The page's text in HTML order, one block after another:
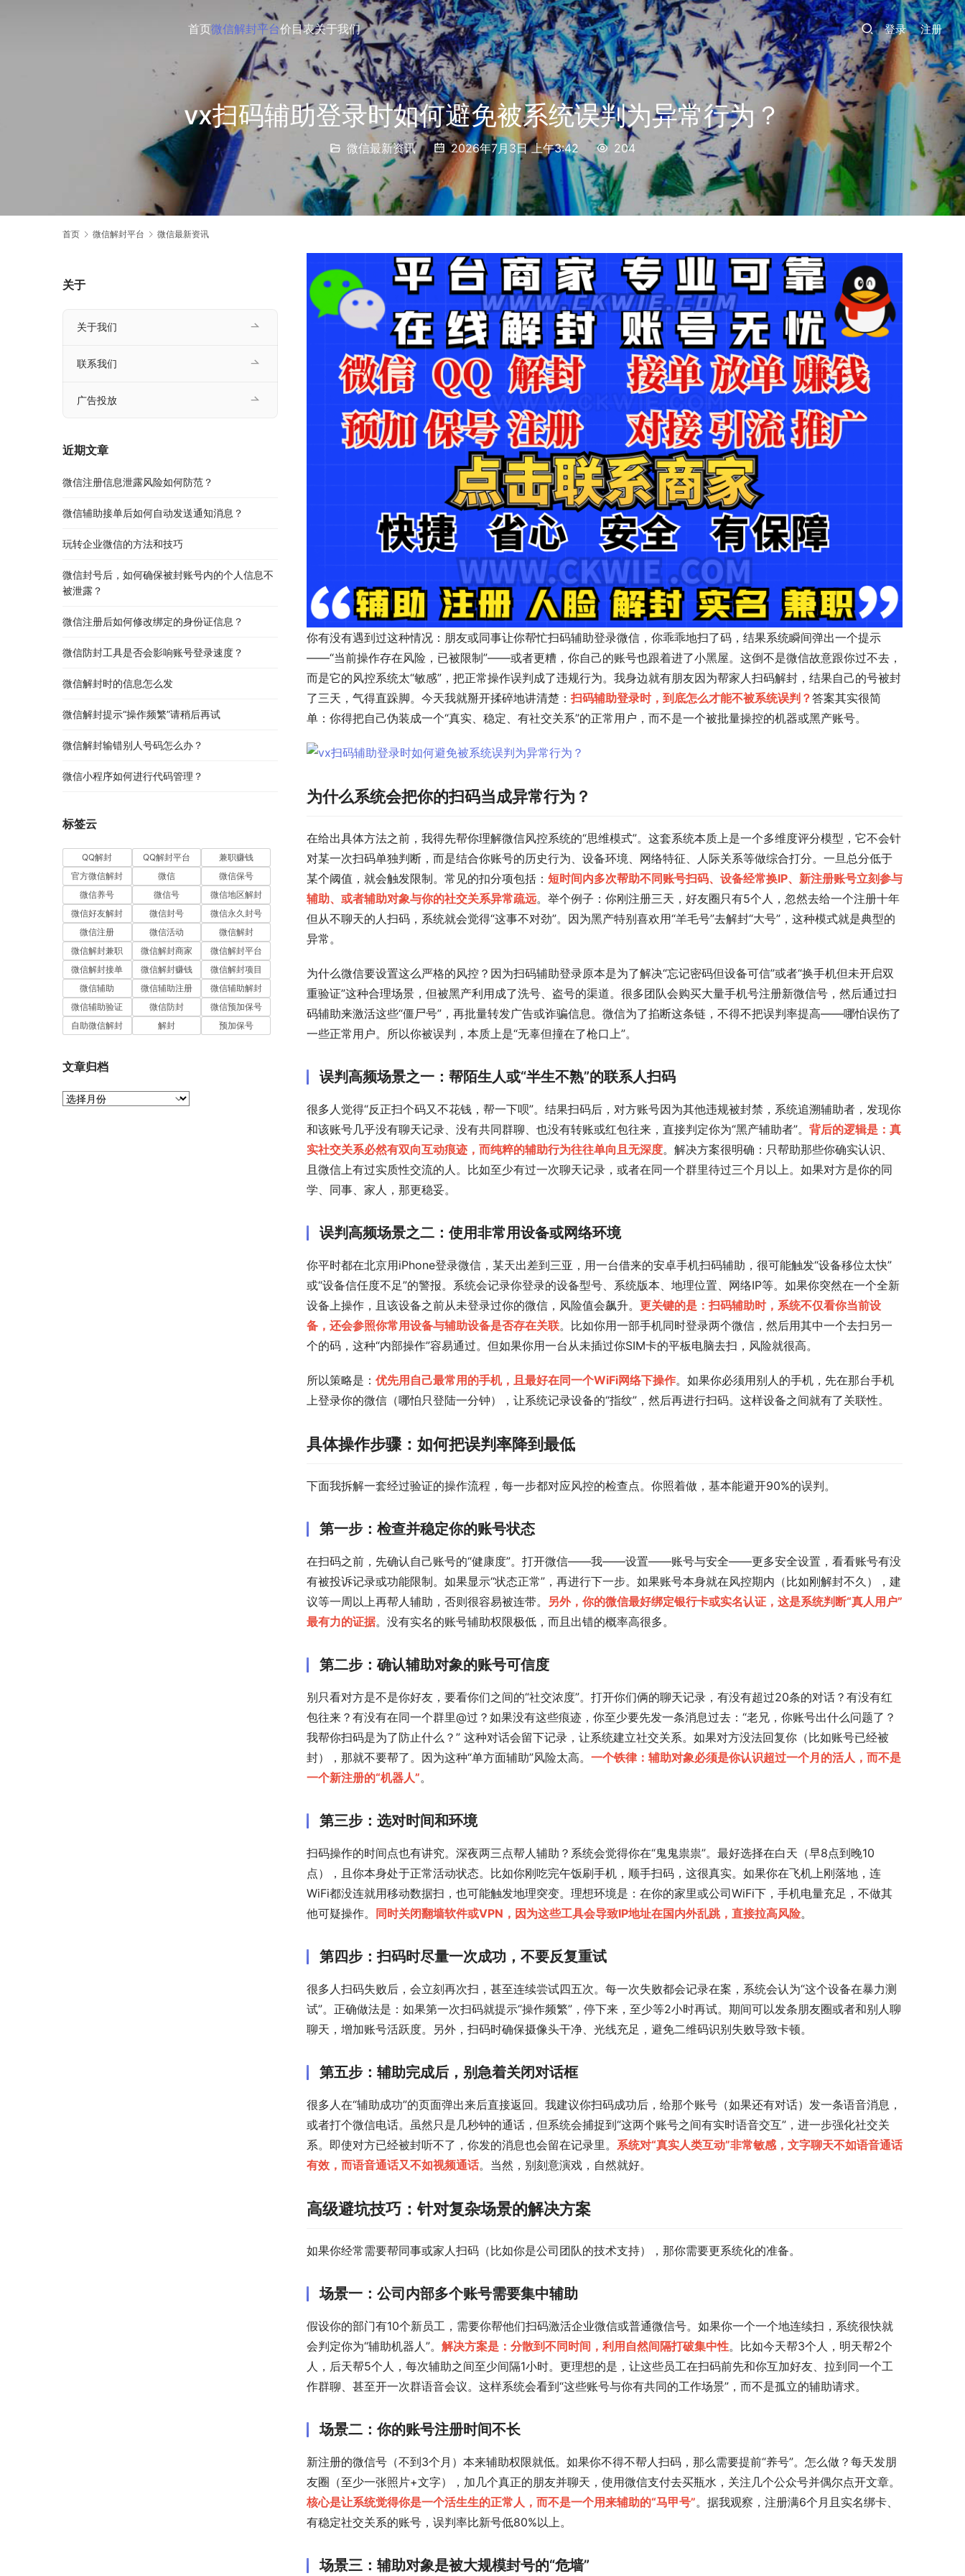
首页微信解封平台价目表关于我们 登录 注册
vx扫码辅助登录时如何避免被系统误判为异常行为？
微信最新资讯 2026年7月3日 上午3:42 204
首页 微信解封平台 微信最新资讯
你有没有遇到过这种情况：朋友或同事让你帮忙扫码辅助登录微信，你乖乖地扫了码，结果系统瞬间弹出一个提示
——“当前操作存在风险，已被限制”——或者更糟，你自己的账号也跟着进了小黑屋。这倒不是微信故意跟你过不去，
而是它的风控系统太“敏感”，把正常操作误判成了违规行为。我身边就有朋友因为帮家人扫码解封，结果自己的号被封
了三天，气得直跺脚。今天我就掰开揉碎地讲清楚： 扫码辅助登录时，到底怎么才能不被系统误判？答案其实很简
单：你得把自己伪装成一个“真实、稳定、有社交关系”的正常用户，而不是一个被批量操控的机器或黑产账号。
为什么系统会把你的扫码当成异常行为？
在给出具体方法之前，我得先帮你理解微信风控系统的“思维模式”。这套系统本质上是一个多维度评分模型，它不会针
对某一次扫码单独判断，而是结合你账号的历史行为、设备环境、网络特征、人际关系等做综合打分。一旦总分低于
某个阈值，就会触发限制。常见的扣分项包括： 短时间内多次帮助不同账号扫码、设备经常换IP、新注册账号立刻参与
辅助、或者辅助对象与你的社交关系异常疏远。举个例子：你刚注册三天，好友圈只有5个人，忽然去给一个注册十年
但从不聊天的人扫码，系统就会觉得“这事不对劲”。因为黑产特别喜欢用“羊毛号”去解封“大号”，这种模式就是典型的
异常。
为什么微信要设置这么严格的风控？因为扫码辅助登录原本是为了解决“忘记密码但设备可信”或者“换手机但未开启双
重验证”这种合理场景，但被黑产利用成了洗号、盗号的渠道。很多团队会购买大量手机号注册新微信号，然后通过扫
码辅助来激活这些“僵尸号”，再批量转发广告或诈骗信息。微信为了掐断这条链，不得不把误判率提高——哪怕误伤了
一些正常用户。所以你被误判，本质上是“无辜但撞在了枪口上”。
误判高频场景之一：帮陌生人或“半生不熟”的联系人扫码
很多人觉得“反正扫个码又不花钱，帮一下呗”。结果扫码后，对方账号因为其他违规被封禁，系统追溯辅助者，发现你
和该账号几乎没有聊天记录、没有共同群聊、也没有转账或红包往来，直接判定你为“黑产辅助者”。 背后的逻辑是：真
实社交关系必然有双向互动痕迹，而纯粹的辅助行为往往单向且无深度。解决方案很明确：只帮助那些你确实认识、
且微信上有过实质性交流的人。比如至少有过一次聊天记录，或者在同一个群里待过三个月以上。如果对方是你的同
学、同事、家人，那更稳妥。
误判高频场景之二：使用非常用设备或网络环境
你平时都在北京用iPhone登录微信，某天出差到三亚，用一台借来的安卓手机扫码辅助，很可能触发“设备移位太快”
或“设备信任度不足”的警报。系统会记录你登录的设备型号、系统版本、地理位置、网络IP等。如果你突然在一个全新
设备上操作，且该设备之前从未登录过你的微信，风险值会飙升。 更关键的是：扫码辅助时，系统不仅看你当前设
备，还会参照你常用设备与辅助设备是否存在关联。比如你用一部手机同时登录两个微信，然后用其中一个去扫另一
个的码，这种“内部操作”容易通过。但如果你用一台从未插过你SIM卡的平板电脑去扫，风险就很高。
所以策略是： 优先用自己最常用的手机，且最好在同一个WiFi网络下操作。如果你必须用别人的手机，先在那台手机
上登录你的微信（哪怕只登陆一分钟），让系统记录设备的“指纹”，然后再进行扫码。这样设备之间就有了关联性。
具体操作步骤：如何把误判率降到最低
下面我拆解一套经过验证的操作流程，每一步都对应风控的检查点。你照着做，基本能避开90%的误判。
第一步：检查并稳定你的账号状态
在扫码之前，先确认自己账号的“健康度”。打开微信——我——设置——账号与安全——更多安全设置，看看账号有没
有被投诉记录或功能限制。如果显示“状态正常”，再进行下一步。如果账号本身就在风控期内（比如刚解封不久），建
议等一周以上再帮人辅助，否则很容易被连带。 另外，你的微信最好绑定银行卡或实名认证，这是系统判断“真人用户”
最有力的证据。没有实名的账号辅助权限极低，而且出错的概率高很多。
第二步：确认辅助对象的账号可信度
别只看对方是不是你好友，要看你们之间的“社交浓度”。打开你们俩的聊天记录，有没有超过20条的对话？有没有红
包往来？有没有在同一个群里@过？如果没有这些痕迹，你至少要先发一条消息过去：“老兄，你账号出什么问题了？
我帮你扫码是为了防止什么？” 这种对话会留下记录，让系统建立社交关系。如果对方没法回复你（比如账号已经被
封），那就不要帮了。因为这种“单方面辅助”风险太高。 一个铁律：辅助对象必须是你认识超过一个月的活人，而不是
一个新注册的“机器人”。
第三步：选对时间和环境
扫码操作的时间点也有讲究。深夜两三点帮人辅助？系统会觉得你在“鬼鬼祟祟”。最好选择在白天（早8点到晚10
点），且你本身处于正常活动状态。比如你刚吃完午饭刷手机，顺手扫码，这很真实。如果你在飞机上刚落地，连
WiFi都没连就用移动数据扫，也可能触发地理突变。理想环境是：在你的家里或公司WiFi下，手机电量充足，不做其
他可疑操作。
同时关闭翻墙软件或VPN，因为这些工具会导致IP地址在国内外乱跳，直接拉高风险。
第四步：扫码时尽量一次成功，不要反复重试
很多人扫码失败后，会立刻再次扫，甚至连续尝试四五次。每一次失败都会记录在案，系统会认为“这个设备在暴力测
试”。正确做法是：如果第一次扫码就提示“操作频繁”，停下来，至少等2小时再试。期间可以发条朋友圈或者和别人聊
聊天，增加账号活跃度。另外，扫码时确保摄像头干净、光线充足，避免二维码识别失败导致卡顿。
第五步：辅助完成后，别急着关闭对话框
很多人在“辅助成功”的页面弹出来后直接返回。我建议你扫码成功后，给那个账号（如果还有对话）发一条语音消息，
或者打个微信电话。虽然只是几秒钟的通话，但系统会捕捉到“这两个账号之间有实时语音交互”，进一步强化社交关
系。即使对方已经被封听不了，你发的消息也会留在记录里。 系统对“真实人类互动”非常敏感，文字聊天不如语音通话
有效，而语音通话又不如视频通话。当然，别刻意演戏，自然就好。
高级避坑技巧：针对复杂场景的解决方案
如果你经常需要帮同事或家人扫码（比如你是公司团队的技术支持），那你需要更系统化的准备。
场景一：公司内部多个账号需要集中辅助
假设你的部门有10个新员工，需要你帮他们扫码激活企业微信或普通微信号。如果你一个一个地连续扫，系统很快就
会判定你为“辅助机器人”。 解决方案是：分散到不同时间，利用自然间隔打破集中性。比如今天帮3个人，明天帮2个
人，后天帮5个人，每次辅助之间至少间隔1小时。更理想的是，让这些员工在扫码前先和你互加好友、拉到同一个工
作群聊、甚至开一次群语音会议。这样系统会看到“这些账号与你有共同的工作场景”，而不是孤立的辅助请求。
场景二：你的账号注册时间不长
新注册的微信号（不到3个月）本来辅助权限就低。如果你不得不帮人扫码，那么需要提前“养号”。怎么做？每天发朋
友圈（至少一张照片+文字），加几个真正的朋友并聊天，使用微信支付去买瓶水，关注几个公众号并偶尔点开文章。
核心是让系统觉得你是一个活生生的正常人，而不是一个用来辅助的“马甲号”。据我观察，注册满6个月且实名绑卡、
有稳定社交关系的账号，误判率比新号低80%以上。
场景三：辅助对象是被大规模封号的“危墙”
关于
关于我们
联系我们
广告投放
近期文章
微信注册信息泄露风险如何防范？
微信辅助接单后如何自动发送通知消息？
玩转企业微信的方法和技巧
微信封号后，如何确保被封账号内的个人信息不
被泄露？
微信注册后如何修改绑定的身份证信息？
微信防封工具是否会影响账号登录速度？
微信解封时的信息怎么发
微信解封提示“操作频繁”请稍后再试
微信解封输错别人号码怎么办？
微信小程序如何进行代码管理？
标签云
QQ解封 QQ解封平台
兼职赚钱
官方微信解封
微信
微信保号
微信养号
微信号
微信地区解封
微信好友解封
微信封号
微信永久封号
微信注册
微信活动
微信解封
微信解封兼职
微信解封商家
微信解封平台
微信解封接单
微信解封赚钱
微信解封项目
微信辅助
微信辅助注册
微信辅助解封
微信辅助验证
微信防封
微信预加保号
自助微信解封
解封 预加保号
文章归档
文